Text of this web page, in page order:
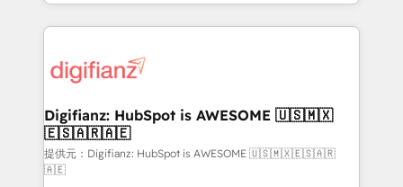
more people - Get the most out of your HubSpot
investment
growth. We modernise platforms, streamline
operations that are causing inefficiencies, improve
supercharge revenue operations Key services: • CRM
Transformation / Web Development • RevOps &
Sales Consulting • Marketing Automation What
makes us different? 🚀 Top 0.5% of global HubSpot
agencies ⚙️ The strongest technical ability and
Digifianz: HubSpot is AWESOME 🇺🇸🇲🇽
🇪🇸🇦🇷🇦🇪
提供元：Digifianz: HubSpot is AWESOME 🇺🇸🇲🇽🇪🇸🇦🇷
🇦🇪